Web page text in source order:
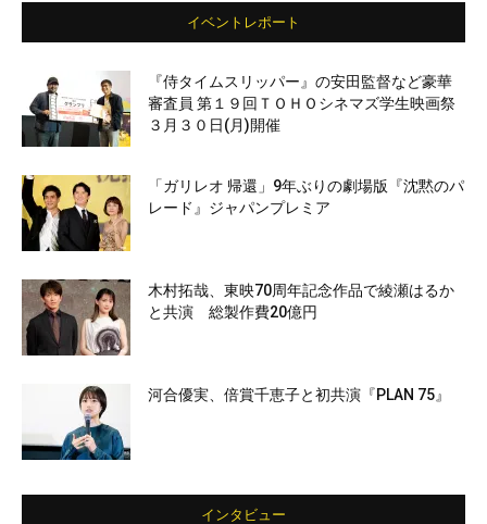
イベントレポート
『侍タイムスリッパー』の安田監督など豪華
審査員 第１９回ＴＯＨＯシネマズ学生映画祭
３月３０日(月)開催
「ガリレオ 帰還」9年ぶりの劇場版『沈黙のパ
レード』ジャパンプレミア
木村拓哉、東映70周年記念作品で綾瀬はるか
と共演 総製作費20億円
河合優実、倍賞千恵子と初共演『PLAN 75』
インタビュー